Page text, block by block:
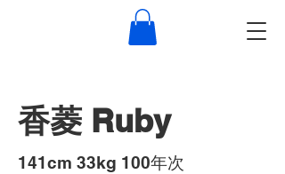
香菱 Ruby
​141cm 33kg 100年次